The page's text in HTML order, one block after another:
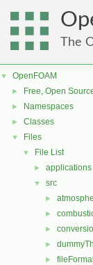
The
▼ OpenFOAM
► Free, Open
► Namespaces
► Classes
▼ Files
▼ File List
► applications
▼ src
►
►
►
►
►